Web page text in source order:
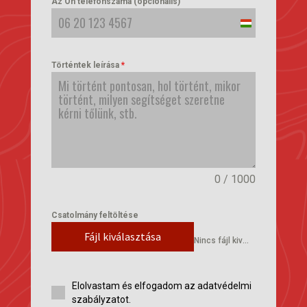
Hungary
Történtek leírása *
0 / 1000
Csatolmány feltöltése
Fájl kiválasztása Nincs fájl kiválasztva
Elolvastam és elfogadom az adatvédelmi
szabályzatot.